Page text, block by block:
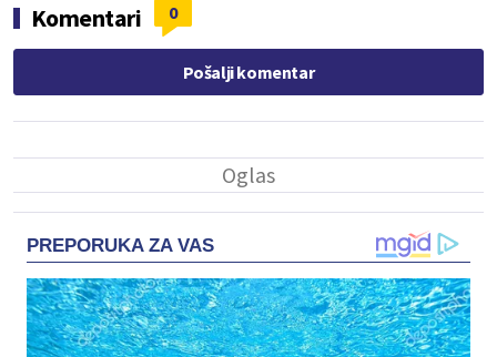
Komentari 0
Pošalji komentar
PREPORUKA ZA VAS